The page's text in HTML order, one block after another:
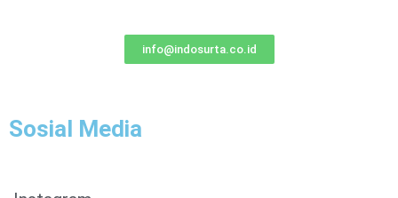
info@indosurta.co.id
Sosial Media